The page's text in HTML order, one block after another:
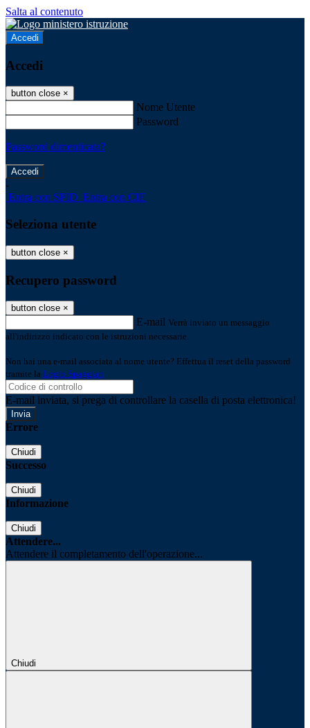
Salta al contenuto
Accedi
Accedi
button close ×
Nome Utente
Password
Password dimenticata?
-
Entra con SPID Entra con CIE
Seleziona utente
button close ×
Recupero password
button close ×
E-mail Verrà inviato un messaggio
all'indirizzo indicato con le istruzioni necessarie.
Non hai una e-mail associata al nome utente? Effettua il reset della password
tramite la Login Spaggiari
E-mail inviata, si prega di controllare la casella di posta elettronica!
Errore
Chiudi
Successo
Chiudi
Informazione
Chiudi
Attendere...
Attendere il completamento dell'operazione...
Chiudi